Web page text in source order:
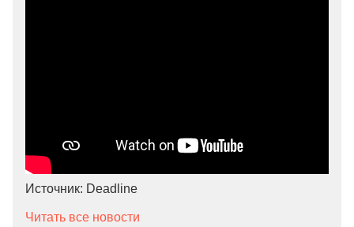
Источник: Deadline
Читать все новости